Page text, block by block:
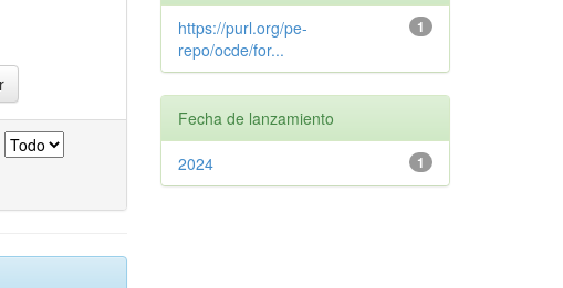
1
https://purl.org/pe-
repo/ocde/for...
Fecha de lanzamiento
1
2024